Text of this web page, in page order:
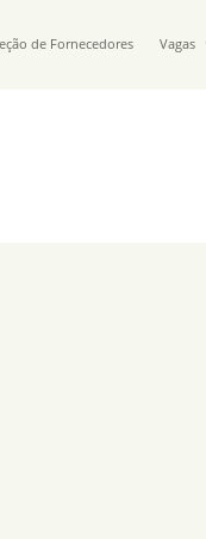
de Fornecedores Vagas